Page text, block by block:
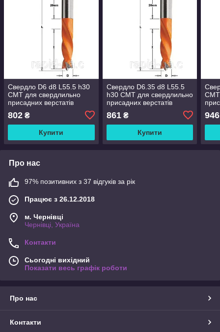
Свердло D6 d8 L55.5 h30
CMT для свердлильно
присадних верстатів
802 ₴
Купити
Свердло D6.35 d8 L55.5
h30 CMT для свердлильно
присадних верстатів
861₴
Купити
946
Про нас
97% позитивних з 37 відгуків за рік
Працює з 26.12.2018
м. Чернівці
Чернівці, Україна
Контакти
Сьогодні вихідний
Показати весь графік роботи
Про нас
Контакти